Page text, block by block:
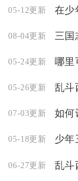
05-12更新
08-04更新 三国
05-24更新
05-26更新
07-03更新
05-18更新
06-27更新